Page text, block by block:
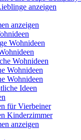
anzeigen
anzeigen
Wohnideen
Wohnideen
Wohnideen
Wohnideen
Ideen
für Vierbeiner
Kinderzimmer
anzeigen